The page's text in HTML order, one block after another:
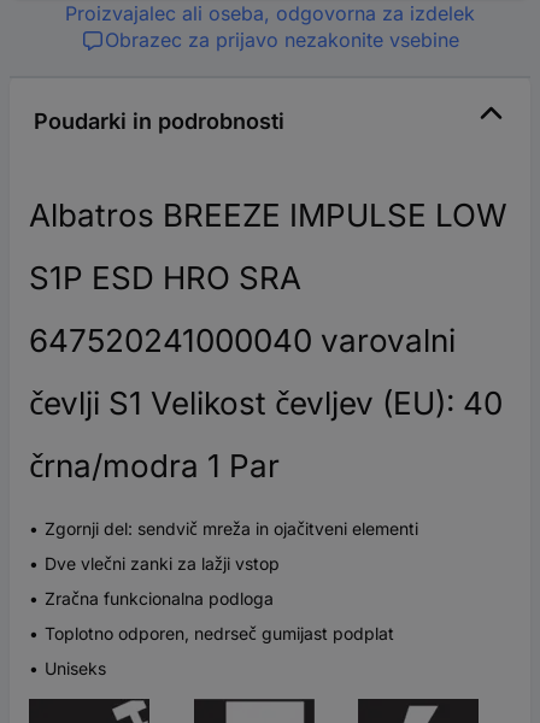
Proizvajalec ali oseba, odgovorna za izdelek
Obrazec za prijavo nezakonite vsebine
Poudarki in podrobnosti
Albatros BREEZE IMPULSE LOW
S1P ESD HRO SRA
647520241000040 varovalni
čevlji S1 Velikost čevljev (EU): 40
črna/modra 1 Par
Zgornji del: sendvič mreža in ojačitveni elementi
Dve vlečni zanki za lažji vstop
Zračna funkcionalna podloga
Toplotno odporen, nedrseč gumijast podplat
Uniseks